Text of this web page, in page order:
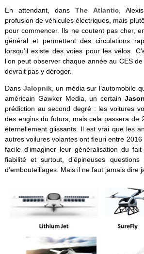
En attendant, dansThe Atlantic,
profusion de véhicules électriques, mais
pour commencer. Ils ne coutent pas cher,
général et permettent des circulations
lorsqu’il existe des voies pour les vélos.
l’on peut observer chaque année au CES
devrait pas y déroger.
Dans Jalopnik, un média sur l’automobile
américain Gawker Media, un certain
prédiction au second degré : les voitures
des engins du futurs, mais cela passera de
éternellement glissants. Il est vrai que les
autres voilures volantes ont fleuri entre 2016
facile d’imaginer leur généralisation du
fiabilité et surtout, d’épineuses questions
d’embouteillages. Mais il ne faut jamais dire